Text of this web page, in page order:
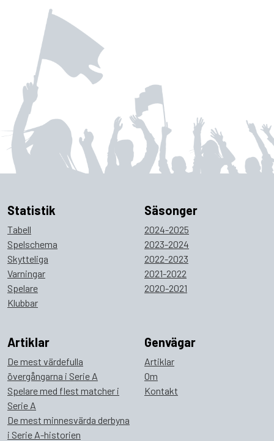
Statistik
Tabell
Spelschema
Skytteliga
Varningar
Spelare
Klubbar
Säsonger
2024-2025
2023-2024
2022-2023
2021-2022
2020-2021
Artiklar
De mest värdefulla
övergångarna i Serie A
Spelare med flest matcher i
Serie A
De mest minnesvärda derbyna
i Serie A-historien
Genvägar
Artiklar
Om
Kontakt